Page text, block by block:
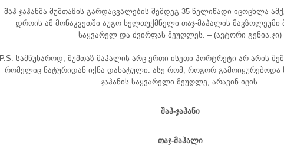
შაჰ-ჯაჰანმა მუმთაზის გარდაცვალების შემდეგ 35 წელიწადი იცოცხლა
დროის ამ მონაკვეთში აუგო ხელთუქმნელი თაჯ-მაჰალის მავზოლეუმი
საყვარელ და ძვირფას მეუღლეს. – (ავტორი გენია.ჯი)
P.S. სამწუხაროდ, მუმთაზ-მაჰალის არც ერთი ისეთი პორტრეტი არ არის
რომელიც ნატურიდან იქნა დახატული. ასე რომ, როგორ გამოიყურებოდა
ჯაჰანის საყვარელი მეუღლე, არავინ იცის.
შაჰ-ჯაჰანი
თაჯ-მაჰალი